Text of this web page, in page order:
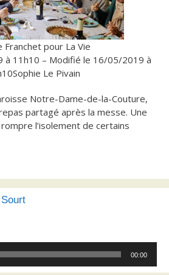
Franchet pour La Vie
à 11h10 – Modifié le 16/05/2019 à
Sophie Le Pivain
Notre-Dame-de-la-Couture,
partagé après la messe. Une
l’isolement de certains
00:00